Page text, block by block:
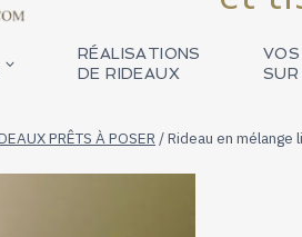
RÉALISATIONS
DE RIDEAUX
VOS
SUR
PRÊTS À POSER /Rideau en mélange